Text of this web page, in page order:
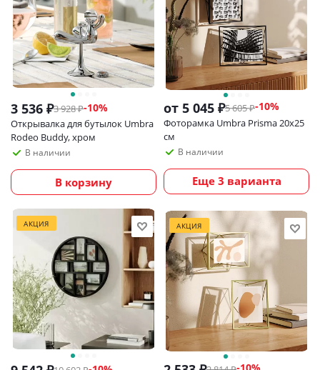
3 536 ₽3 928₽-10%
Открывалка для бутылок Umbra
Rodeo Buddy, хром
В наличии
В корзину
от 5 045 ₽5 605 ₽-10%
Фоторамка Umbra Prisma 20х25
см
В наличии
Еще 3 варианта
АКЦИЯ АКЦИЯ